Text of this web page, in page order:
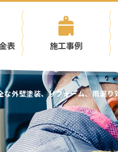
表 施工事例
外壁塗装、リフォーム、雨漏り